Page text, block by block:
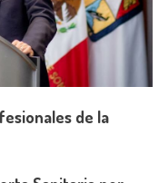
de la